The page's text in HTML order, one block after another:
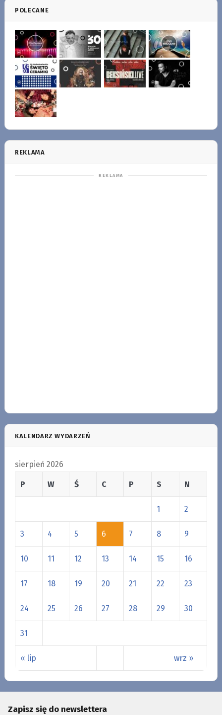
POLECANE
REKLAMA
KALENDARZ WYDARZEŃ
sierpień 2026
P W Ś C P S N
« lip wrz »
1 2
3 4 5 6 7 8 9
10 11 12 13 14 15 16
17 18 19 20 21 22 23
24 25 26 27 28 29 30
31
Zapisz się do newslettera